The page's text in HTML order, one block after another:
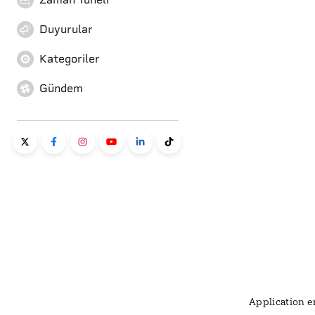
Duyurular
Kategoriler
Gündem
Application